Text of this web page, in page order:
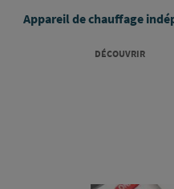
Appareil de chauffage
DÉCOUVRIR